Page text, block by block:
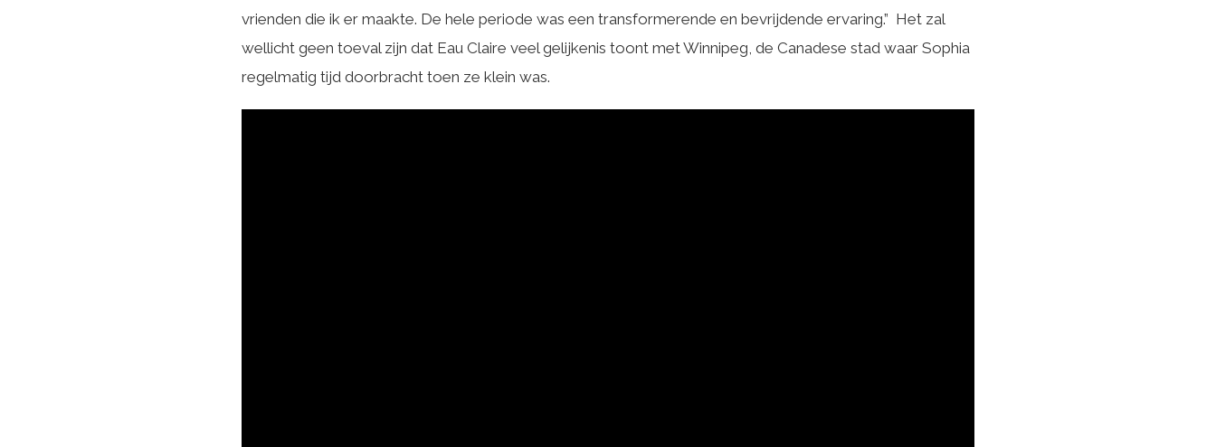
vrienden die ik er maakte. De hele periode was een transformerende en bevrijdende ervaring.” Het zal
wellicht geen toeval zijn dat Eau Claire veel gelijkenis toont met Winnipeg, de Canadese stad waar Sophia
regelmatig tijd doorbracht toen ze klein was.